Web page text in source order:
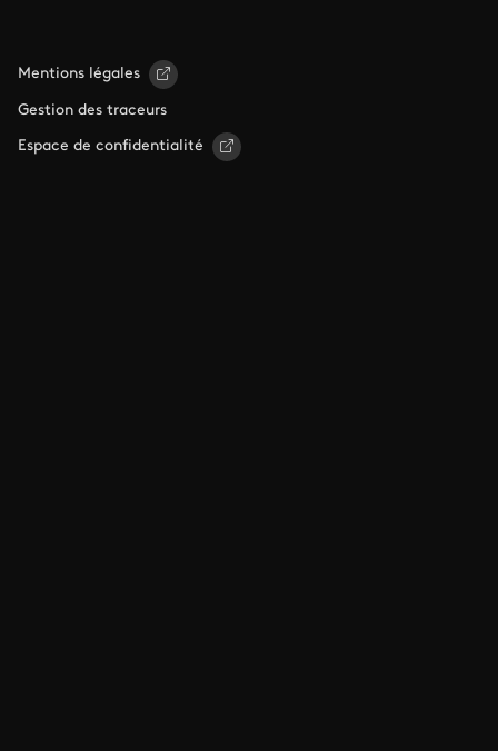
Mentions légales
Gestion des traceurs
Espace de confidentialité